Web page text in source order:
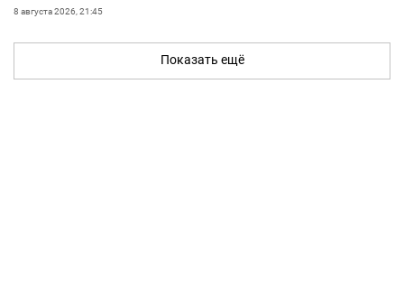
8 августа 2026, 21:45
Показать ещё